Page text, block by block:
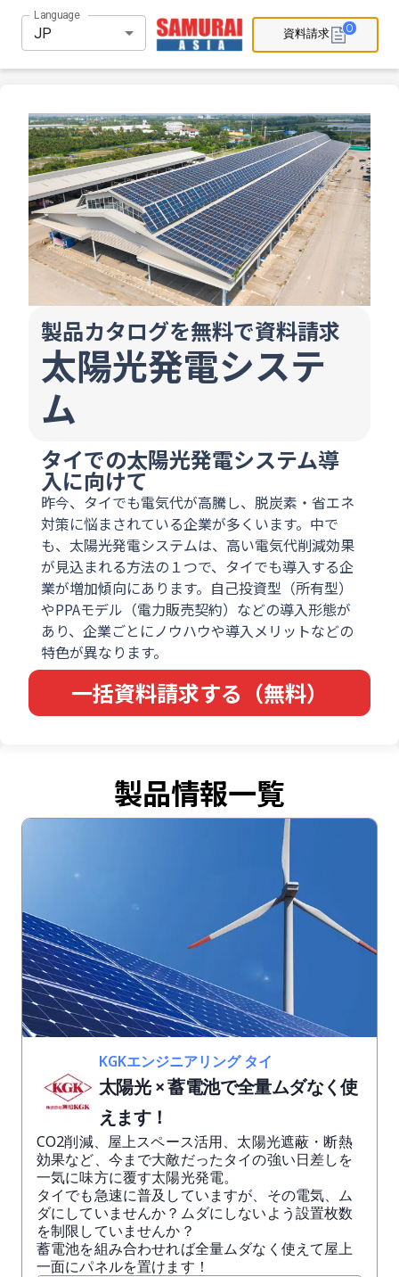
Language
JP 資料請求 0
製品カタログを無料で資料請求
太陽光発電システ
ム
タイでの太陽光発電システム導
入に向けて
昨今、タイでも電気代が高騰し、脱炭素・省エネ
対策に悩まされている企業が多くいます。中で
も、太陽光発電システムは、高い電気代削減効果
が見込まれる方法の１つで、タイでも導入する企
業が増加傾向にあります。自己投資型（所有型）
やPPAモデル（電力販売契約）などの導入形態が
あり、企業ごとにノウハウや導入メリットなどの
特色が異なります。
一括資料請求する（無料）
製品情報一覧
KGKエンジニアリング タイ
太陽光 × 蓄電池で全量ムダなく使
えます！
CO2削減、屋上スペース活用、太陽光遮蔽・断熱
効果など、今まで大敵だったタイの強い日差しを
一気に味方に覆す太陽光発電。
タイでも急速に普及していますが、その電気、ム
ダにしていませんか？ムダにしないよう設置枚数
を制限していませんか？
蓄電池を組み合わせれば全量ムダなく使えて屋上
一面にパネルを置けます！